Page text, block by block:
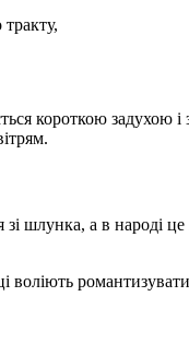
короткою задухою
зі шлунка, а в народі